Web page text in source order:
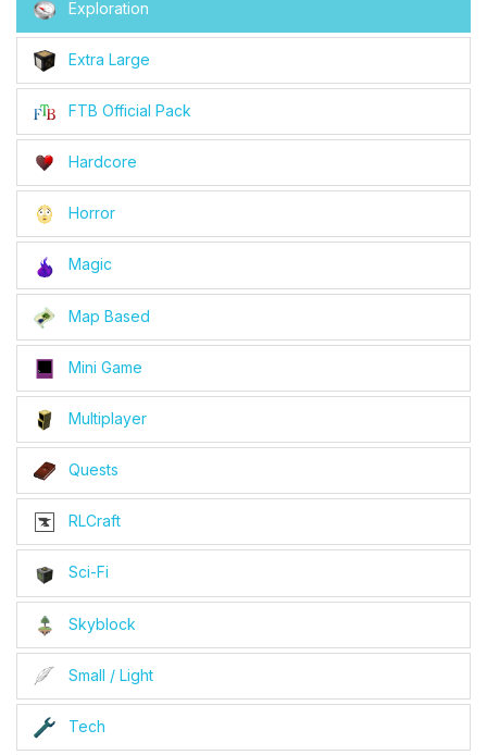
Exploration
Extra Large
FTB Official Pack
Hardcore
Horror
Magic
Map Based
Mini Game
Multiplayer
Quests
RLCraft
Sci-Fi
Skyblock
Small / Light
Tech